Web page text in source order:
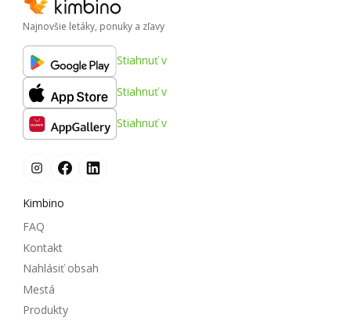
Najnovšie letáky, ponuky a zľavy
Stiahnuť v
Stiahnuť v
Stiahnuť v
Kimbino
FAQ
Kontakt
Nahlásiť obsah
Mestá
Produkty